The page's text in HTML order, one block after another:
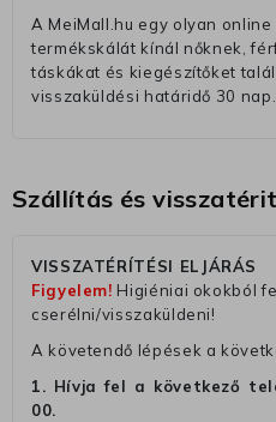
A MeiMall.hu egy olyan
termékskálát kínál nőknek,
táskákat és kiegészítőket
visszaküldési határidő 30 nap.
Szállítás és
VISSZATÉRÍTÉSI ELJÁRÁS
Figyelem! Higiéniai okokból
cserélni/visszaküldeni!
A követendő lépések a
1. Hívja fel a következő
00.